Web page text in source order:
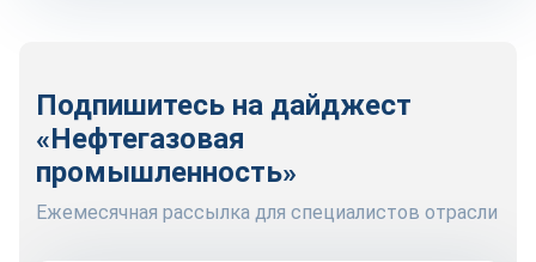
Подпишитесь на дайджест
«Нефтегазовая
промышленность»
Ежемесячная рассылка для специалистов отрасли